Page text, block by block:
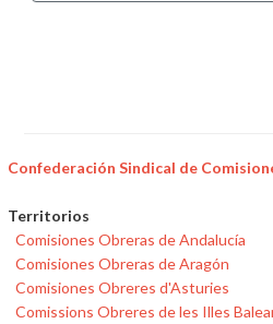
Confederación Sindical de
Territorios
Comisiones Obreras de Andalucía
Comisiones Obreras de Aragón
Comisiones Obreres d'Asturies
Comissions Obreres de les Illes